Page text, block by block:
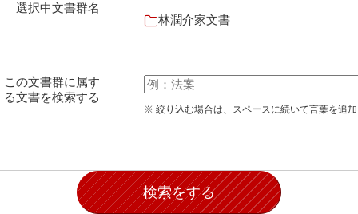
市川家文書
市原家文書
厳島神社祭礼堅田中組水上会講文書
出羽家文書
一宝家文書
選択中文書群名
林潤介家文書
この文書群に属す
る文書を検索する
※ 絞り込む場合は、スペースに続いて言葉を追